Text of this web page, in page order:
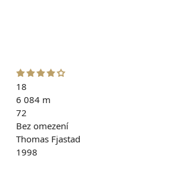
18
6 084 m
72
Bez omezení
Thomas Fjastad
1998